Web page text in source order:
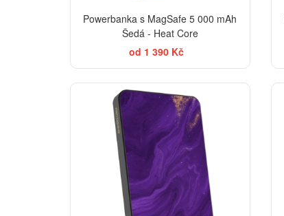
Powerbanka s MagSafe 5 000 mAh
Šedá - Heat Core
od 1 390 Kč